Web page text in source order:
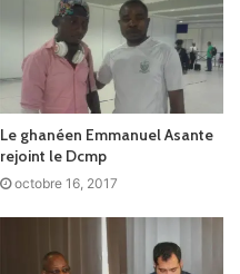
Le ghanéen Emmanuel Asante
rejoint le Dcmp
octobre 16, 2017